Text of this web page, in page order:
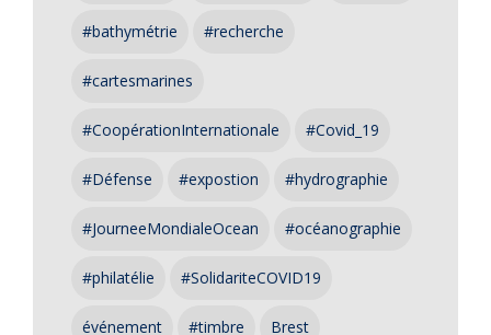
#bathymétrie #recherche
#cartesmarines
#CoopérationInternationale #Covid_19
#Défense #expostion #hydrographie
#JourneeMondialeOcean #océanographie
#philatélie #SolidariteCOVID19
événement #timbre Brest